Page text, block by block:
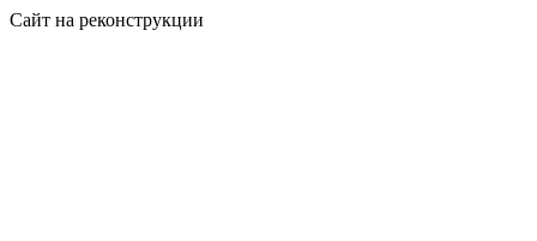
Сайт на реконструкции